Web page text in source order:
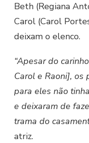
Beth (Regiana
Carol (Carol
deixam o elenco.
“Apesar do
Carol e Raoni], os
para eles não
e deixaram de
trama do
atriz.